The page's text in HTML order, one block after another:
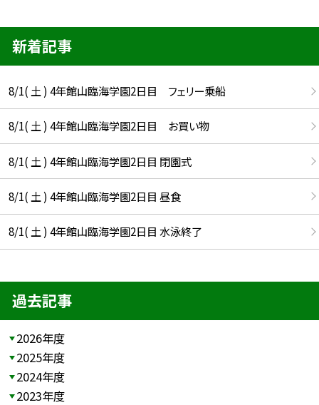
新着記事
8/1( 土 ) 4年館山臨海学園2日目 フェリー乗船
8/1( 土 ) 4年館山臨海学園2日目 お買い物
8/1( 土 ) 4年館山臨海学園2日目 閉園式
8/1( 土 ) 4年館山臨海学園2日目 昼食
8/1( 土 ) 4年館山臨海学園2日目 水泳終了
過去記事
2026年度
2025年度
2024年度
2023年度